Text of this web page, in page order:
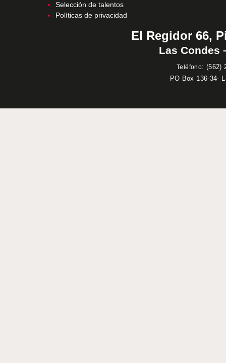
Selección de talentos
Políticas de privacidad
El Regidor 66,
Las Condes
Teléfono: (562)
PO Box 136-34-